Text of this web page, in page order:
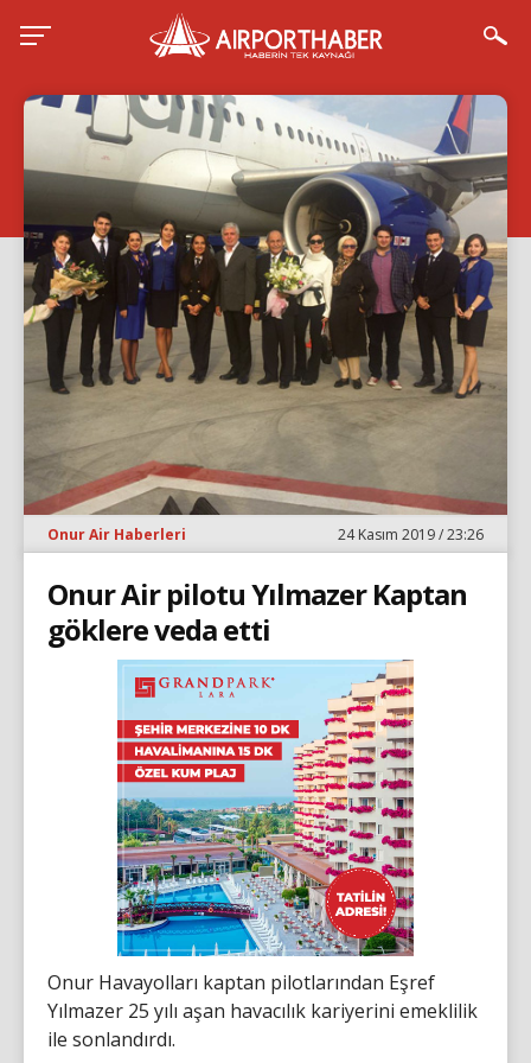
Onur Air Haberleri 24 Kasım 2019 / 23:26
Onur Air pilotu Yılmazer Kaptan
göklere veda etti
Onur Havayolları kaptan pilotlarından Eşref
Yılmazer 25 yılı aşan havacılık kariyerini emeklilik
ile sonlandırdı.